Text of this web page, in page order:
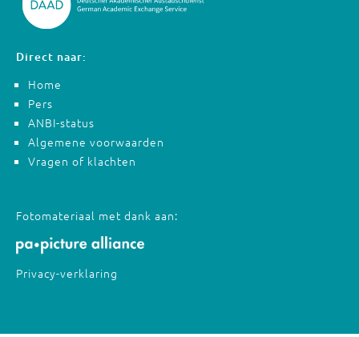
Direct naar:
Home
Pers
ANBI-status
Algemene voorwaarden
Vragen of klachten
Fotomateriaal met dank aan:
Privacy-verklaring